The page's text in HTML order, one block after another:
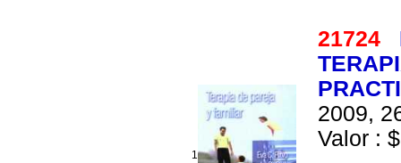
1
21724
2009,
Valor :